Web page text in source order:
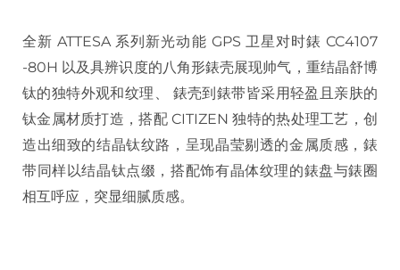
全新 ATTESA 系列新光动能 GPS 卫星对时錶 CC4107
-80H 以及具辨识度的八角形錶壳展现帅气，重结晶舒博
钛的独特外观和纹理、 錶壳到錶带皆采用轻盈且亲肤的
钛金属材质打造，搭配 CITIZEN 独特的热处理工艺，创
造出细致的结晶钛纹路，呈现晶莹剔透的金属质感，錶
带同样以结晶钛点缀，搭配饰有晶体纹理的錶盘与錶圈
相互呼应，突显细腻质感。